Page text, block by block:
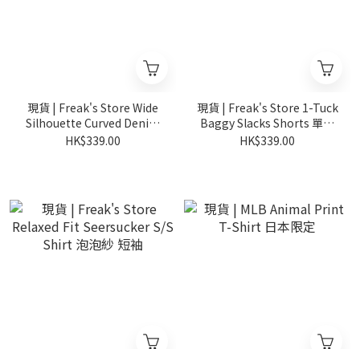
現貨 | Freak's Store Wide
Silhouette Curved Denim
Pants 彎刀 七分褲
HK$339.00
現貨 | Freak's Store 1-Tuck
Baggy Slacks Shorts 單摺
寬鬆西裝短褲
HK$339.00